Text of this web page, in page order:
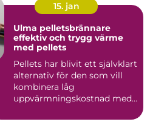
15. jan
Ulma pelletsbrännare
effektiv och trygg värme
med pellets
Pellets har blivit ett självklart
alternativ för den som vill
kombinera låg
uppvärmningskostnad med